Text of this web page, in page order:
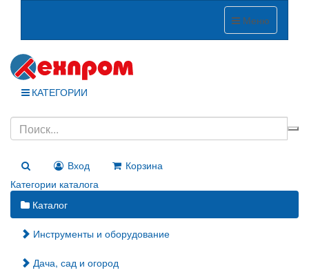
Меню
КАТЕГОРИИ
Вход
Корзина
Категории каталога
Каталог
Инструменты и оборудование
Дача, сад и огород